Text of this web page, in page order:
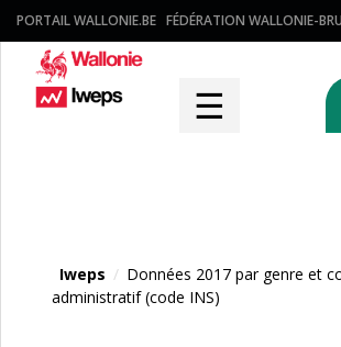
PORTAIL WALLONIE.BE FÉDÉRATION WALLONIE-
☰
Iweps / Données 2017 par genre et
administratif (code INS)